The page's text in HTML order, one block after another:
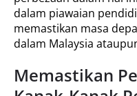
dalam piawaian
memastikan masa
dalam Malaysia
Memastikan